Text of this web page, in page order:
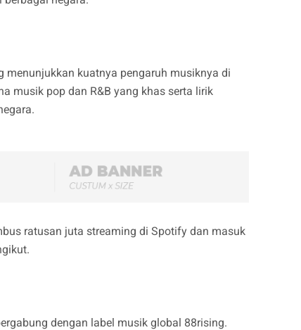
menunjukkan kuatnya pengaruh musiknya di
musik pop dan R&B yang khas serta lirik
ratusan juta streaming di Spotify dan masuk
dengan label musik global 88rising.